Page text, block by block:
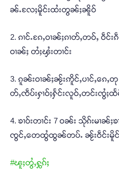
ၼ်ႉလႄႈမိူင်းထႆးတွၼ်ႈၼိူဝ်
2. ၵၢင်ႉၵႄႇဝၢၼ်ႈၵၢတ်ႇတဝ်ႇ ဝဵ
ဝၢၼ်ႈ တႆႈၾႆးတၢင်း
3. ၵူၼ်းဝၢၼ်ႈၼႂ်းဢိူင်ႇပၢင်ႇၵေႇတု
တ်ႇၸဵပ်းႁၢဝ်ႈႁႅင်းလူဝ်ႇတင်းၸွႆႈထႅ
4. ၶၢဝ်းတၢင်း 7 ဝၼ်း သိုၵ်းမၢၼ်
ၸွင်ႇတေထွႆထွၼ်တပ်ႉ ၼႂ်းဝဵင်းမိူင်
#ၽူႈတွႆႇႁွၵ်ႈ